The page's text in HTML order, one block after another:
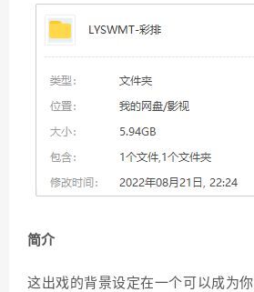
简介
这出戏的背景设定在一个可以成为你